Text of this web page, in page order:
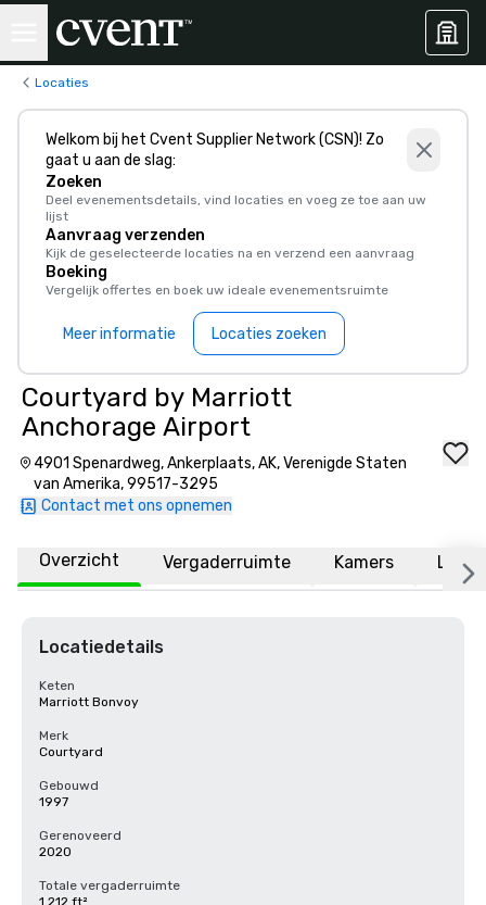
Locaties
Welkom bij het Cvent Supplier Network (CSN)! Zo
gaat u aan de slag:
Zoeken
Deel evenementsdetails, vind locaties en voeg ze toe aan uw
lijst
Aanvraag verzenden
Kijk de geselecteerde locaties na en verzend een aanvraag
Boeking
Vergelijk offertes en boek uw ideale evenementsruimte
Meer informatie Locaties zoeken
Courtyard by Marriott
Anchorage Airport
4901 Spenardweg, Ankerplaats, AK, Verenigde Staten
van Amerika, 99517-3295
Contact met ons opnemen
Overzicht Vergaderruimte Kamers
Locatiedetails
Keten
Marriott Bonvoy
Merk
Courtyard
Gebouwd
1997
Gerenoveerd
2020
Totale vergaderruimte
1.212 ft²